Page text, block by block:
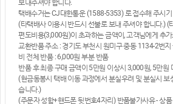
보내주셔야 합니다.
택배수거는 CJ대한통운 (1588-5353) 로 접수해 주시기
(타택배사 이용시 반드시 선불로 보내 주셔야 합니다.) (
편도비용(3,000원)이 초과하는 금액이, 고객님에게 추
교환반품 주소 : 경기도 부천시 원미구 중동 1134-2번
비 전체 반품 : 6,000원 부분 반품
반품 후 최종 구매 금액이 5만원 이상시 3,000원, 5만원
(현금동봉시 택배 이동 과정에서 분실우려 및 분실시 보
습니다.)
(주문자 성함+핸드폰 뒷번호4자리) 반품불가사유 - 상